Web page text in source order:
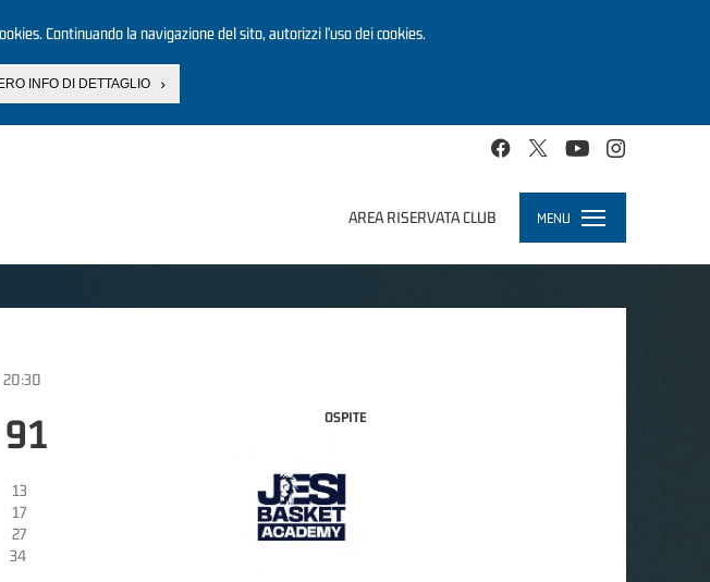
Continuando la navigazione del sito, autorizzi l’uso dei cookies.
INFO DI DETTAGLIO
AREA RISERVATA CLUB MENU
Toggle
navigation
91
13
17
27
34
OSPITE